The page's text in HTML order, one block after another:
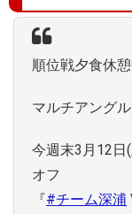
順位戦夕食休憩
マルチアング
今週末3月12日(
オフ
『#チーム深浦